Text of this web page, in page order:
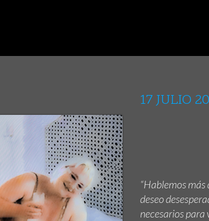
17 JULIO
“Hablemos más
deseo
necesarios para